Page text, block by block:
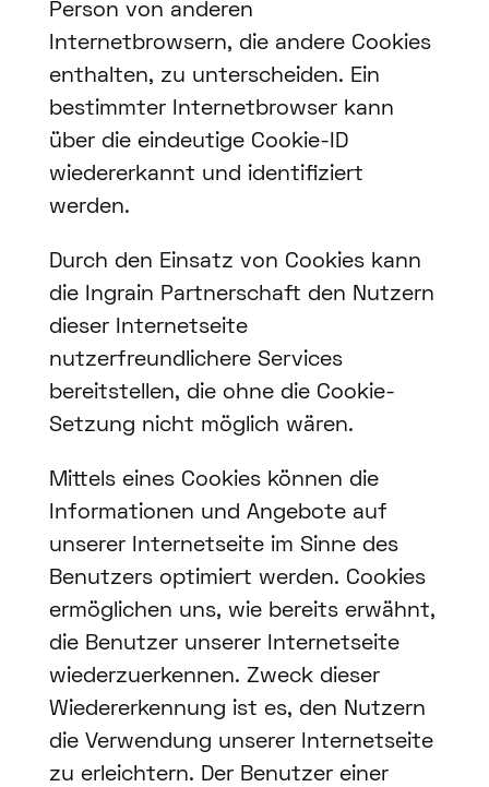
Person von anderen
Internetbrowsern, die andere Cookies
enthalten, zu unterscheiden. Ein
bestimmter Internetbrowser kann
über die eindeutige Cookie-ID
wiedererkannt und identifiziert
werden.
Durch den Einsatz von Cookies kann
die Ingrain Partnerschaft den Nutzern
dieser Internetseite
nutzerfreundlichere Services
bereitstellen, die ohne die Cookie-
Setzung nicht möglich wären.
Mittels eines Cookies können die
Informationen und Angebote auf
unserer Internetseite im Sinne des
Benutzers optimiert werden. Cookies
ermöglichen uns, wie bereits erwähnt,
die Benutzer unserer Internetseite
wiederzuerkennen. Zweck dieser
Wiedererkennung ist es, den Nutzern
die Verwendung unserer Internetseite
zu erleichtern. Der Benutzer einer